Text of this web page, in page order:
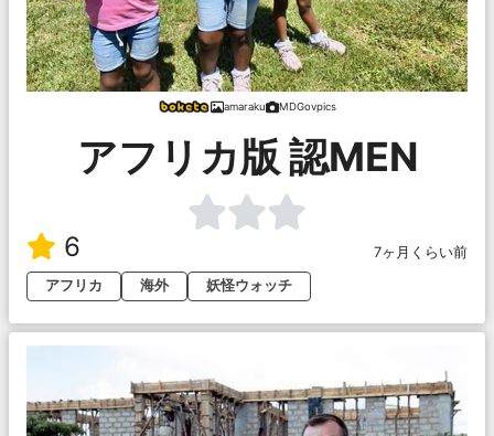
amaraku MDGovpics
アフリカ版 認MEN
6
7ヶ月くらい前
アフリカ
海外 妖怪ウォッチ